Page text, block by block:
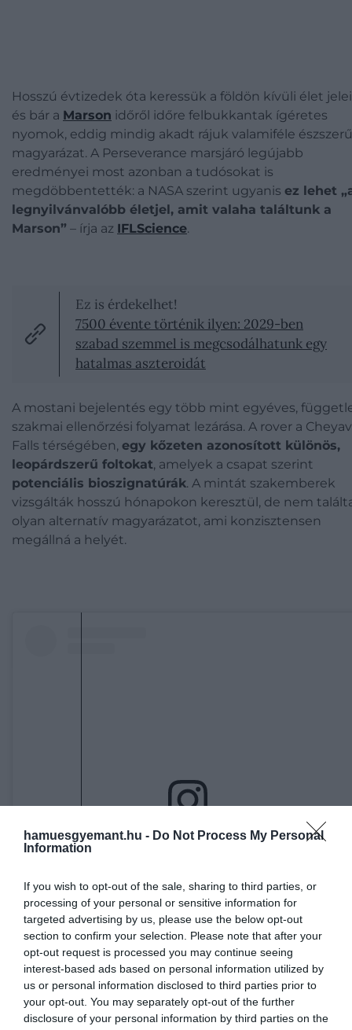
hamuesgyemant.hu - Do Not Process My Personal
Information
If you wish to opt-out of the sale, sharing to third parties, or
processing of your personal or sensitive information for
targeted advertising by us, please use the below opt-out
section to confirm your selection. Please note that after your
opt-out request is processed you may continue seeing
interest-based ads based on personal information utilized by
us or personal information disclosed to third parties prior to
your opt-out. You may separately opt-out of the further
disclosure of your personal information by third parties on the
Hosszú évtizedek óta keressük a földön kívüli élet
és bár a Marson időről időre felbukkantak ígéretes
nyomok, eddig mindig akadt rájuk valamiféle észszerű
magyarázat. A Perseverance marsjáró legújabb
eredményei most azonban a tudósokat is
megdöbbentették: a NASA szerint ugyanis ez lehet
legnyilvánvalóbb életjel, amit valaha találtunk a
Marson” – írja az IFLScience.
Ez is érdekelhet!
7500 évente történik ilyen: 2029-ben
szabad szemmel is megcsodálhatunk egy
hatalmas aszteroidát
A mostani bejelentés egy több mint egyéves,
szakmai ellenőrzési folyamat lezárása. A rover a
Falls térségében, egy kőzeten azonosított különös,
leopárdszerű foltokat, amelyek a csapat szerint
potenciális bioszignatúrák. A mintát szakemberek
vizsgálták hosszú hónapokon keresztül, de nem
olyan alternatív magyarázatot, ami konzisztensen
megállná a helyét.
A bejegyzés megtekintése az Instagramon